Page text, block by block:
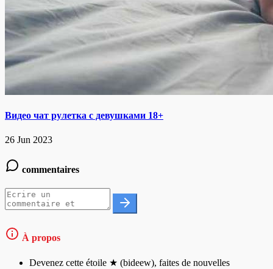
Видео чат рулетка с девушками 18+
26 Jun 2023
commentaires
À propos
Devenez cette étoile ★ (bideew), faites de nouvelles